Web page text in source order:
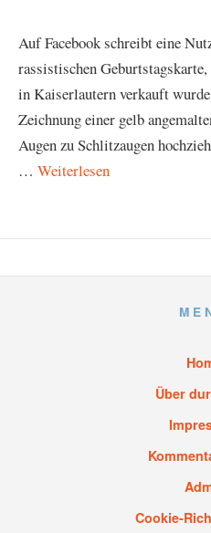
Auf Facebook schreibt eine
rassistischen
in Kaiserlautern verkauft
Zeichnung einer gelb
Augen zu Schlitzaugen
… Weiterlesen
Über
Cookie-